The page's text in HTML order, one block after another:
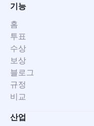
기능
홈
투표
수상
보상
블로그
규정
비교
산업